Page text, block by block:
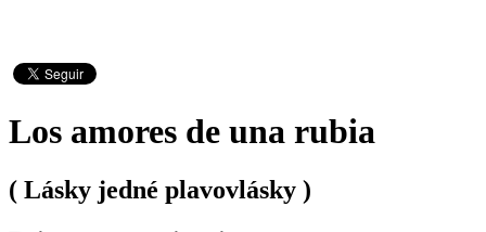
Los amores de una rubia
( Lásky jedné plavovlásky )